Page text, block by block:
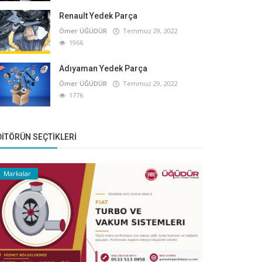
Renault Yedek Parça
Ömer ÜĞÜDÜR
Temmuz 29, 2022
1966
Adıyaman Yedek Parça
Ömer ÜĞÜDÜR
Temmuz 29, 2022
1776
SEÇTIKLERI
Markalar